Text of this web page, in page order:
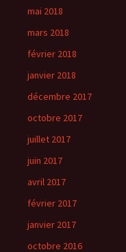
mai 2018
mars 2018
février 2018
janvier 2018
décembre 2017
octobre 2017
juillet 2017
juin 2017
avril 2017
février 2017
janvier 2017
octobre 2016